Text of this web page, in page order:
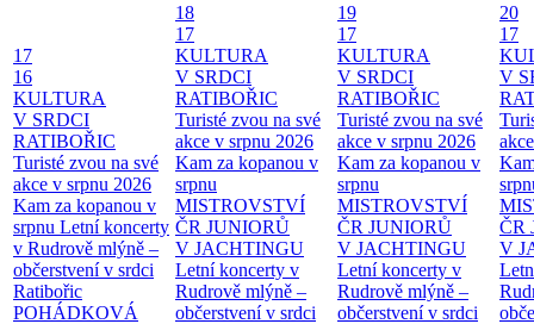
17
16
KULTURA
V SRDCI
RATIBOŘIC
Turisté zvou na své
akce v srpnu 2026
Kam za kopanou v
srpnu Letní koncerty
v Rudrově mlýně –
občerstvení v srdci
Ratibořic
POHÁDKOVÁ
18
17
KULTURA
V SRDCI
RATIBOŘIC
Turisté zvou na své
akce v srpnu 2026
Kam za kopanou v
srpnu
MISTROVSTVÍ
ČR JUNIORŮ
V JACHTINGU
Letní koncerty v
Rudrově mlýně –
občerstvení v srdci
19
17
KULTURA
V SRDCI
RATIBOŘIC
Turisté zvou na své
akce v srpnu 2026
Kam za kopanou v
srpnu
MISTROVSTVÍ
ČR JUNIORŮ
V JACHTINGU
Letní koncerty v
Rudrově mlýně –
občerstvení v srdci
20
17
V
ČR
V